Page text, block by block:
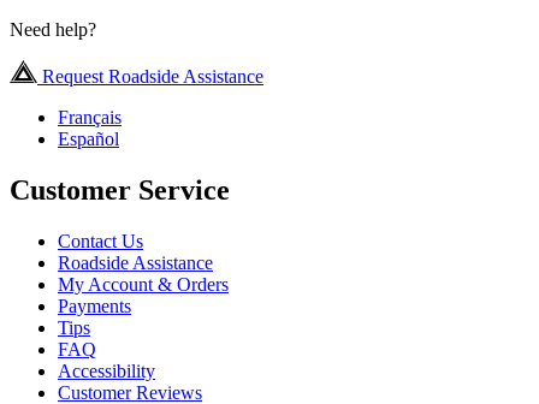
Need help?
Request Roadside Assistance
Français
Español
Customer Service
Contact Us
Roadside Assistance
My Account & Orders
Payments
Tips
FAQ
Accessibility
Customer Reviews